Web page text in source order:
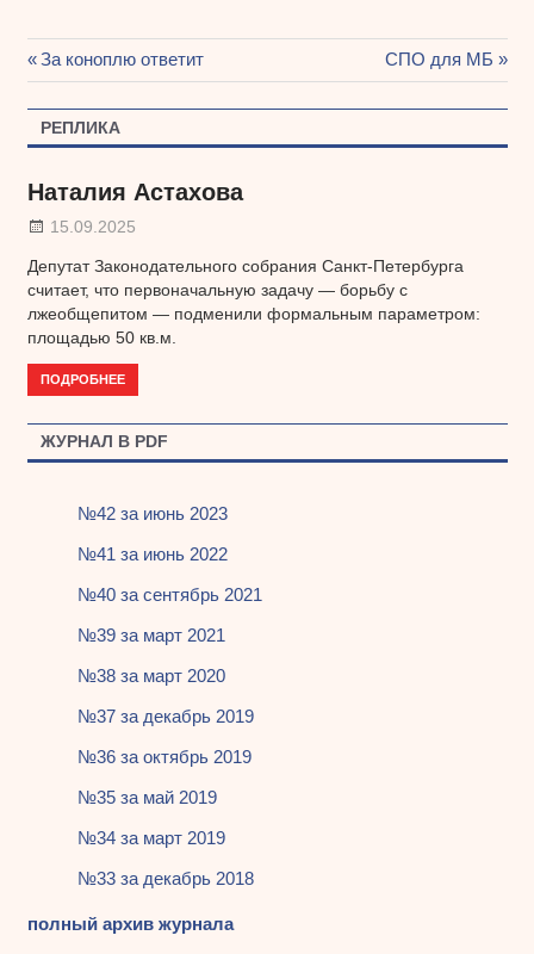
Навигация
по
Предыдущая
запись:
За коноплю ответит
Следующая
запись:
СПО для МБ
РЕПЛИКА
Наталия Астахова
15.09.2025
Депутат Законодательного собрания Санкт-Петербурга
считает, что первоначальную задачу — борьбу с
лжеобщепитом — подменили формальным параметром:
площадью 50 кв.м.
ПОДРОБНЕЕ
ЖУРНАЛ В PDF
№42 за июнь 2023
№41 за июнь 2022
№40 за сентябрь 2021
№39 за март 2021
№38 за март 2020
№37 за декабрь 2019
№36 за октябрь 2019
№35 за май 2019
№34 за март 2019
№33 за декабрь 2018
полный архив журнала